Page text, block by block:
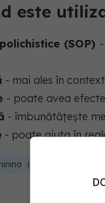
este
(SOP)
- mai ales în
- poate avea
- îmbunătățește
- poate ajuta în
infertilitate femei